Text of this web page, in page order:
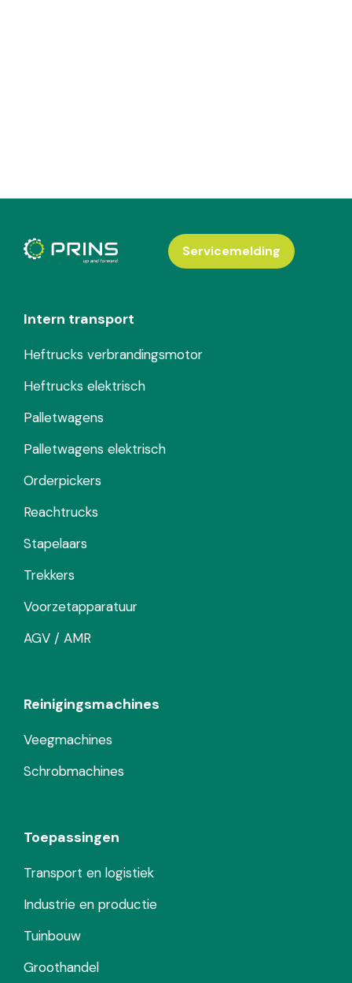
Intern transport
Heftrucks verbrandingsmotor
Heftrucks elektrisch
Palletwagens
Palletwagens elektrisch
Orderpickers
Reachtrucks
Stapelaars
Trekkers
Voorzetapparatuur
AGV / AMR
Reinigingsmachines
Veegmachines
Schrobmachines
Toepassingen
Transport en logistiek
Industrie en productie
Tuinbouw
Groothandel
Servicemelding